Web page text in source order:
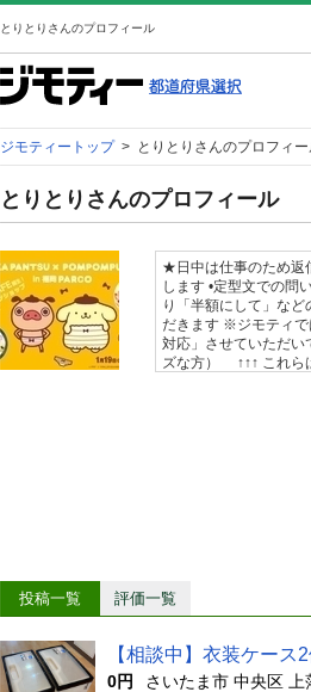
とりとりさんのプロフィール
ジモティートップ > とりとりさんのプロフィ
とりとりさんのプロフィール
★日中は仕事のため返
します •定型文での問
り「半額にして」な
だきます ※ジモティで
対応」させていただ
ズな方） ↑↑↑ これら
受渡場所はマルエツ
投稿一覧 評価一覧
【相談中】衣装ケース
0円 さいたま市 中央区 上